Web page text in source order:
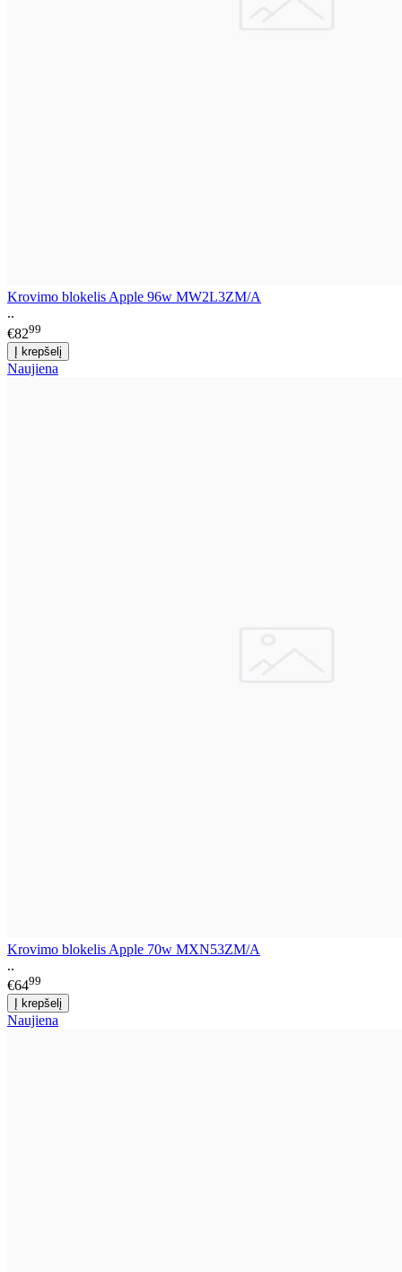
Krovimo blokelis Apple 96w MW2L3ZM/A
..
€8299
Naujiena
Krovimo blokelis Apple 70w MXN53ZM/A
..
€6499
Naujiena